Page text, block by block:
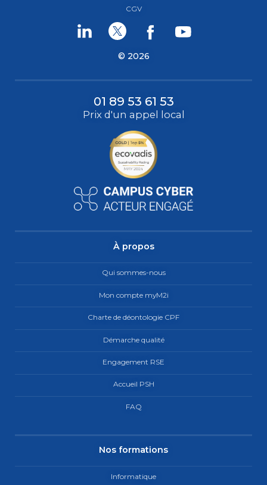
CGV
Facebook Youtube
© 2026
01 89 53 61 53
Prix d'un appel local
À propos
Qui sommes-nous
Mon compte myM2i
Charte de déontologie CPF
Démarche qualité
Engagement RSE
Accueil PSH
FAQ
Nos formations
Informatique